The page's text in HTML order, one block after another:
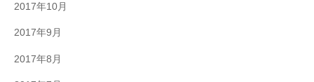
2017年10月
2017年9月
2017年8月